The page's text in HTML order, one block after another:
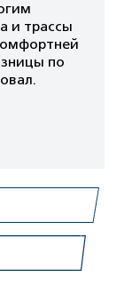
и трассы
по